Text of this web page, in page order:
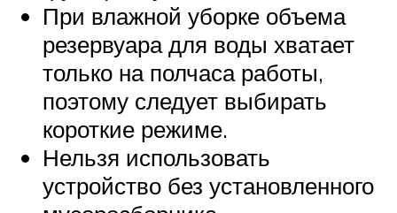
При влажной уборке объема
резервуара для воды хватает
только на полчаса работы,
поэтому следует выбирать
короткие режиме.
Нельзя использовать
устройство без установленного